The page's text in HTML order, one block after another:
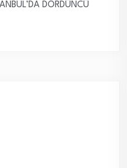
DÖRDÜNCÜ